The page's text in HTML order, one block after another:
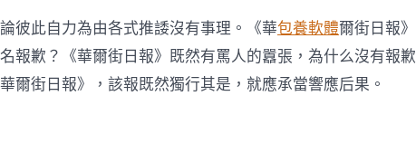
彼此自力為由各式推諉沒有事理。《華包養軟體爾街日報》
報歉？《華爾街日報》既然有罵人的囂張，為什么沒有報歉
爾街日報》，該報既然獨行其是，就應承當響應后果。